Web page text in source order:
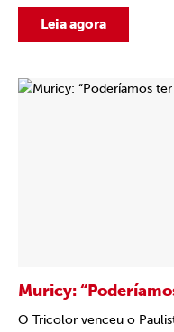
Leia agora
Muricy:
O Tricolor venceu o